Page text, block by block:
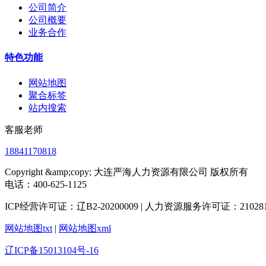
公司简介
公司概要
业务合作
特色功能
网站地图
聚合标签
站内搜索
客服老师
18841170818
Copyright &amp;copy; 大连严海人力资源有限公司 版权所有
电话：400-625-1125
ICP经营许可证：辽B2-20200009 | 人力资源服务许可证：
网站地图txt | 网站地图xml
辽ICP备15013104号-16